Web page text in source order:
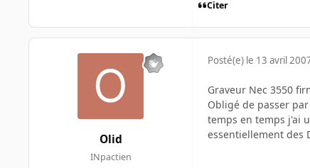
Citer
Olid
INpactien
Posté(e) le 13 avril
Graveur Nec 3550
Obligé de passer
temps en temps j'ai
essentiellement des